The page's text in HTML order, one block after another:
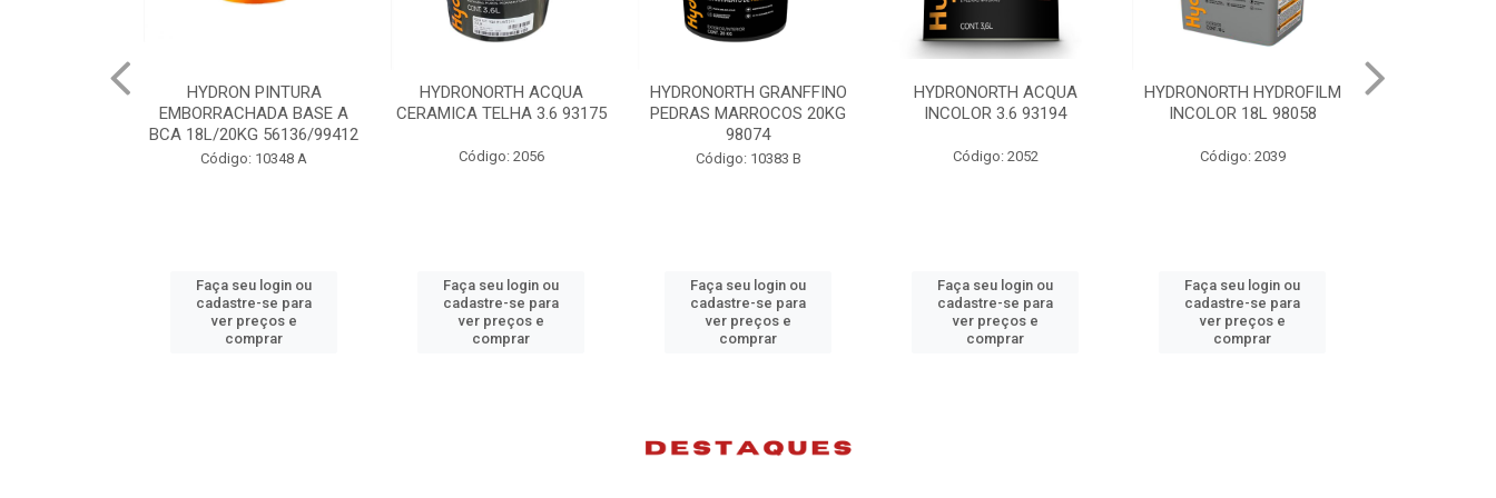
HYDRONORTH ACQUA
CERAMICA TELHA 3.6 93175
Código: 2056
Faça seu login ou
cadastre-se para
ver preços e
comprar
HYDRONORTH GRANFFINO
PEDRAS MARROCOS 20KG
Código: 10383 B
Faça seu login ou
cadastre-se para
ver preços e
comprar
HYDRONORTH ACQUA
INCOLOR 3.6 93194
Código: 2052
Faça seu login ou
cadastre-se para
ver preços e
comprar
HYDRONORTH HYDROFILM
INCOLOR 18L 98058
Código: 2039
Faça seu login ou
cadastre-se para
ver preços e
comprar
HYDRONORTH ACR STAND
RENDE BCO GELO 3.6 8341
Código: 10219
Faça seu login ou
cadastre-se para
ver preços e
comprar